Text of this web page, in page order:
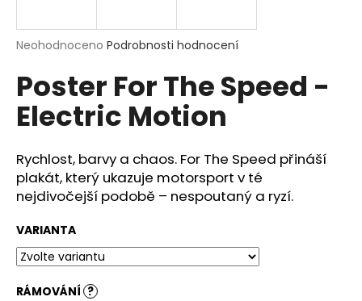
Průměrné
produktu
je
0,0
hvězdiček.
Neohodnoceno Podrobnosti hodnocení
Poster For The Speed -
Electric Motion
Rychlost, barvy a chaos. For The Speed přináší
plakát, který ukazuje motorsport v té
nejdivočejší podobě – nespoutaný a ryzí.
VARIANTA
RÁMOVÁNÍ ?
j
t
?
HLEDAT
D
p